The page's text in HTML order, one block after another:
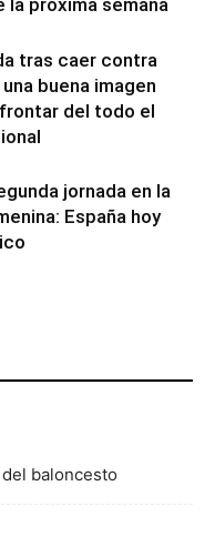
la próxima semana
tras caer contra
buena imagen
del todo el
jornada en la
España hoy
baloncesto